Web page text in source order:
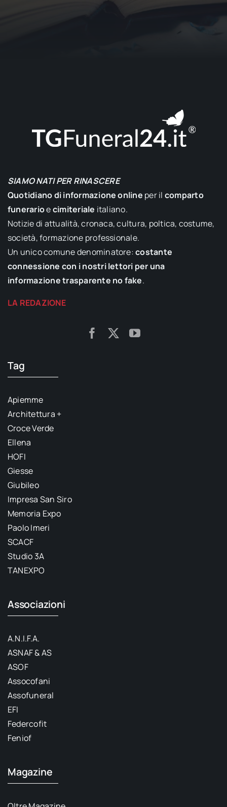
SIAMO NATI PER RINASCERE
Quotidiano di informazione online per il comparto
funerarioecimiteriale italiano.
Notizie di attualità, cronaca, cultura, poltica, costume,
società, formazione professionale.
Un unico comune denominatore:costante
connessione con i nostri lettori per una
informazione trasparente no fake.
LA REDAZIONE
Tag
Apiemme
Architettura +
Croce Verde
Ellena
HOFI
Giesse
Giubileo
Impresa San Siro
Memoria Expo
Paolo Imeri
SCACF
Studio 3A
TANEXPO
Associazioni
A.N.I.F.A.
ASNAF & AS
ASOF
Assocofani
Assofuneral
EFI
Federcofit
Feniof
Magazine